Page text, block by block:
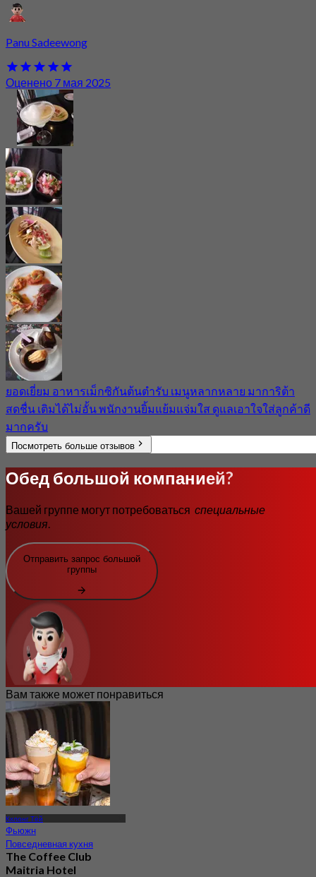
Panu Sadeewong
Оценено 7 мая 2025
ยอดเยี่ยม อาหารเม็กซิกันต้นตำรับ เมนูหลากหลาย มาการิต้า
สดชื่น เติมได้ไม่อั้น พนักงานยิ้มแย้มแจ่มใส ดูแลเอาใจใส่ลูกค้าดี
มากครับ
Посмотреть больше отзывов
Обед большой компанией?
Вашей группе могут потребоваться специальные
условия.
Отправить запрос большой
группы
Вам также может понравиться
Кхлонг Тёй
Фьюжн
Повседневная кухня
The Coffee Club
Maitria Hotel